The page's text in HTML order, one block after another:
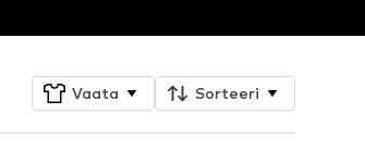
Vaata Sorteeri